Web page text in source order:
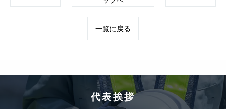
一覧に戻る
代表挨拶